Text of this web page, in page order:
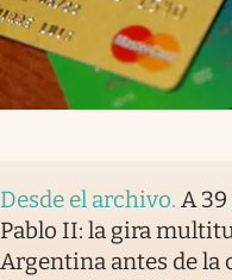
Desde el archivo. A
Pablo II: la gira
Argentina antes de la